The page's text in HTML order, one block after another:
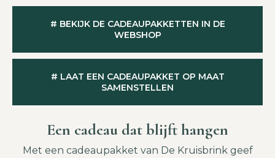
# BEKIJK DE CADEAUPAKKETTEN IN DE
WEBSHOP
# LAAT EEN CADEAUPAKKET OP MAAT
SAMENSTELLEN
Een cadeau dat blijft hangen
Met een cadeaupakket van De Kruisbrink geef